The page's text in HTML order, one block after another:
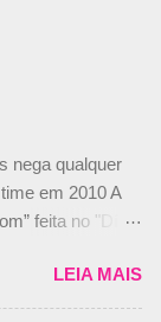
nega qualquer
em 2010 A
feita no "Día
Piquet havia
dando,
LEIA MAIS